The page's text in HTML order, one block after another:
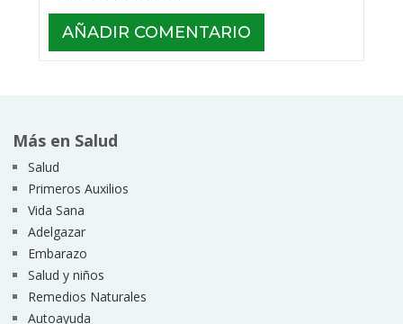
Más en Salud
Salud
Primeros Auxilios
Vida Sana
Adelgazar
Embarazo
Salud y niños
Remedios Naturales
Autoayuda